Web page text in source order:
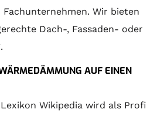
Wir bieten
Dach-, Fassaden- oder
AUF EINEN
Wikipedia wird als Profi